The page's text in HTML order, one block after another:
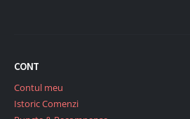
CONT
Contul meu
Istoric Comenzi